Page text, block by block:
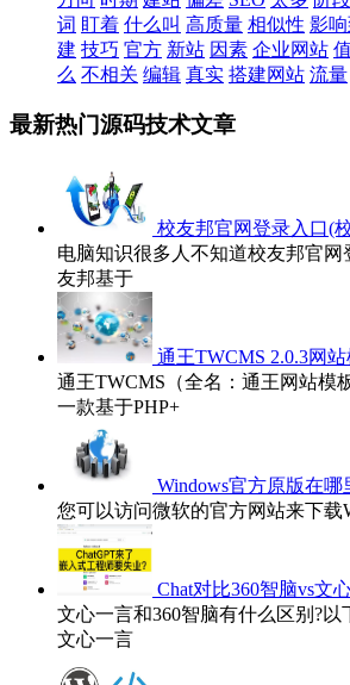
词 盯着 什么叫 高质量 相似性 影响
建 技巧 官方 新站 因素 企业网站
么 不相关 编辑 真实 搭建网站 流量
最新热门源码技术文章
校友邦官网登录入口(
电脑知识很多人不知道校友邦官网
友邦基于
通王TWCMS 2.0.3网
通王TWCMS（全名：通王网站模
一款基于PHP+
Windows官方原版在哪
您可以访问微软的官方网站来下载
Chat对比360智脑vs文
文心一言和360智脑有什么区别?以
文心一言